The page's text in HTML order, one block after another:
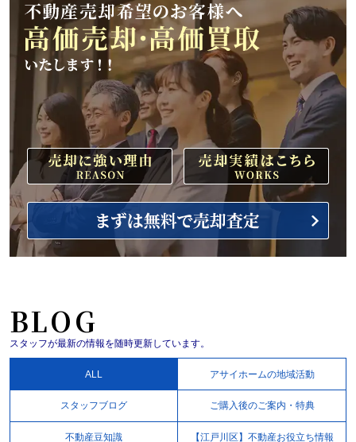
BLOG
スタッフが最新の情報を随時更新しています。
ALL アサイホームの地域活動
スタッフブログ ご購入後のご案内・特典
不動産豆知識 【江戸川区】不動産お役立ち情報